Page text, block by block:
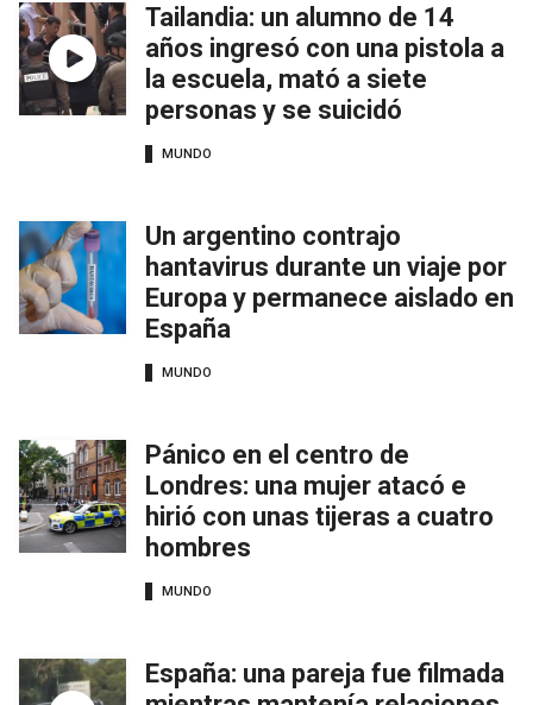
Tailandia: un alumno de 14
años ingresó con una pistola a
la escuela, mató a siete
personas y se suicidó
MUNDO
Un argentino contrajo
hantavirus durante un viaje por
Europa y permanece aislado en
España
MUNDO
Pánico en el centro de
Londres: una mujer atacó e
hirió con unas tijeras a cuatro
hombres
MUNDO
España: una pareja fue filmada